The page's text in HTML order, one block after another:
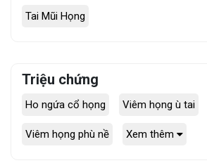
Tai Mũi Họng
Triệu chứng
Ho ngứa cổ họng Viêm họng ù tai
Viêm họng phù nề Xem thêm